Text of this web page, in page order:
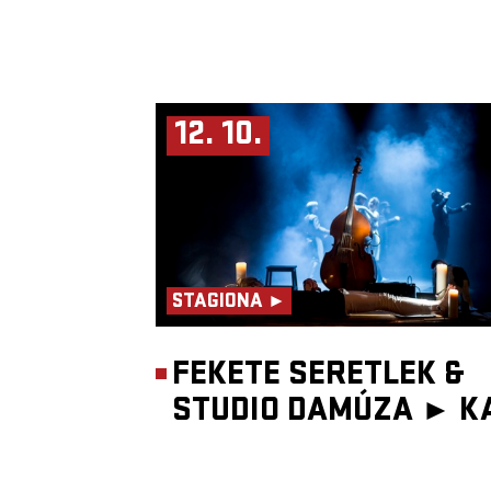
12. 10.
STAGIONA ►
FEKETE SERETLEK &
STUDIO DAMÚZA ►